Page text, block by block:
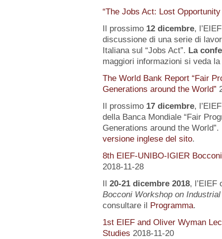
“The Jobs Act: Lost
Il prossimo 12 dicembre,
discussione di una serie di
Italiana sul “Jobs Act”. La
maggiori informazioni si veda la
The World Bank Report “Fair
Generations around the World”
Il prossimo 17 dicembre,
della Banca Mondiale “Fair
Generations around the
versione inglese del sito.
8th EIEF-UNIBO-IGIER
2018-11-28
Il 20-21 dicembre 2018, l’EIEF
Bocconi Workshop on
consultare il Programma.
1st EIEF and Oliver Wyman
Studies 2018-11-20